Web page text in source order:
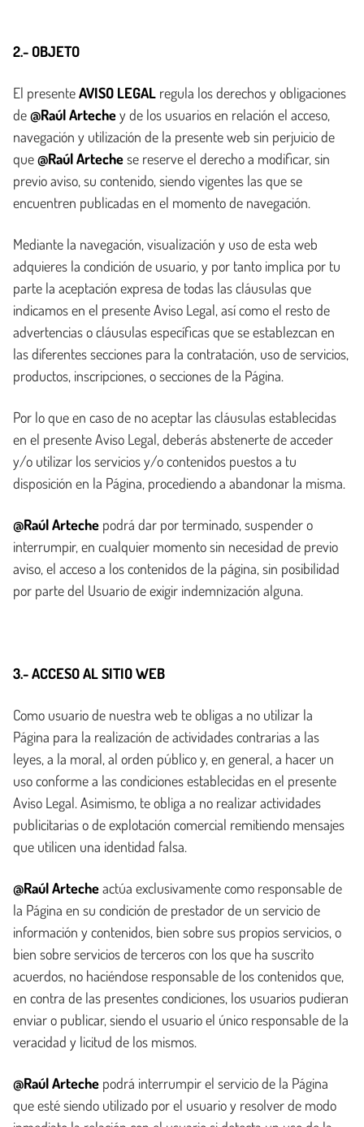
2.- OBJETO
El presenteAVISO LEGAL regula los derechos y obligaciones
de@Raúl Artechey de los usuarios en relación el acceso,
navegación y utilización de la presente web sin perjuicio de
que@Raúl Artechese reserve el derecho a modificar, sin
previo aviso, su contenido, siendo vigentes las que se
encuentren publicadas en el momento de navegación.
Mediante la navegación, visualización y uso de esta web
adquieres la condición de usuario, y por tanto implica por tu
parte la aceptación expresa de todas las cláusulas que
indicamos en el presente Aviso Legal, así como el resto de
advertencias o cláusulas específicas que se establezcan en
las diferentes secciones para la contratación, uso de servicios,
productos, inscripciones, o secciones de la Página.
Por lo que en caso de no aceptar las cláusulas establecidas
en el presente Aviso Legal, deberás abstenerte de acceder
y/o utilizar los servicios y/o contenidos puestos a tu
disposición en la Página, procediendo a abandonar la misma.
@Raúl Arteche podrá dar por terminado, suspender o
interrumpir, en cualquier momento sin necesidad de previo
aviso, el acceso a los contenidos de la página, sin posibilidad
por parte del Usuario de exigir indemnización alguna.
3.- ACCESO AL SITIO WEB
Como usuario de nuestra web te obligas a no utilizar la
Página para la realización de actividades contrarias a las
leyes, a la moral, al orden público y, en general, a hacer un
uso conforme a las condiciones establecidas en el presente
Aviso Legal. Asimismo, te obliga a no realizar actividades
publicitarias o de explotación comercial remitiendo mensajes
que utilicen una identidad falsa.
@Raúl Artecheactúa exclusivamente como responsable de
la Página en su condición de prestador de un servicio de
información y contenidos, bien sobre sus propios servicios, o
bien sobre servicios de terceros con los que ha suscrito
acuerdos, no haciéndose responsable de los contenidos que,
en contra de las presentes condiciones, los usuarios pudieran
enviar o publicar, siendo el usuario el único responsable de la
veracidad y licitud de los mismos.
@Raúl Arteche podrá interrumpir el servicio de la Página
que esté siendo utilizado por el usuario y resolver de modo